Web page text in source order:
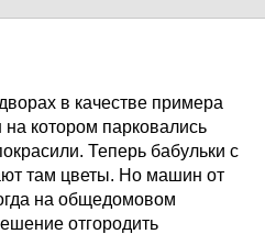
в качестве примера
на котором парковались
Теперь бабульки с
там цветы. Но машин от
на общедомовом
отгородить